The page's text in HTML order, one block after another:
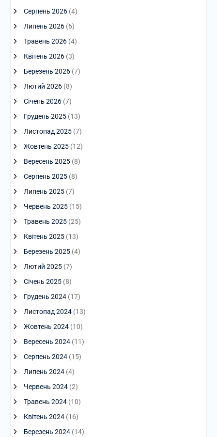
Серпень 2026(4)
Липень 2026(6)
Травень 2026(4)
Квітень 2026(3)
Березень 2026(7)
Лютий 2026(8)
Січень 2026(7)
Грудень 2025(13)
Листопад 2025(7)
Жовтень 2025(12)
Вересень 2025(8)
Серпень 2025(8)
Липень 2025(7)
Червень 2025(15)
Травень 2025(25)
Квітень 2025(13)
Березень 2025(4)
Лютий 2025(7)
Січень 2025(8)
Грудень 2024(17)
Листопад 2024(13)
Жовтень 2024(10)
Вересень 2024(11)
Серпень 2024(15)
Липень 2024(4)
Червень 2024(2)
Травень 2024(10)
Квітень 2024(16)
Березень 2024(14)